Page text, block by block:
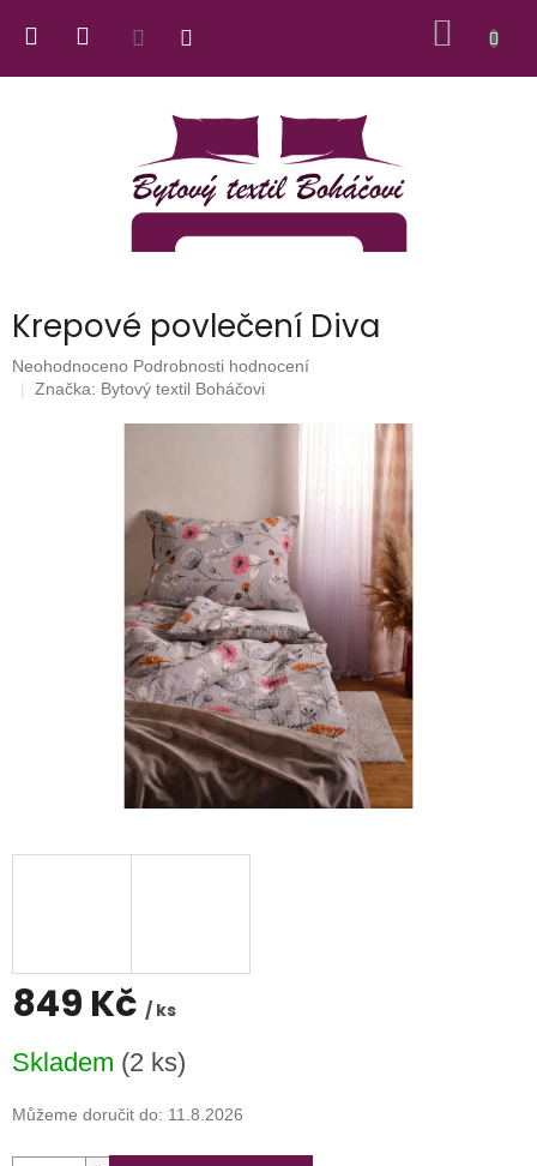
Krepové povlečení Diva
Průměrné
hodnocení
Neohodnoceno Podrobnosti hodnocení
Značka: Bytový textil Boháčovi
849 Kč / ks
cena:
Skladem (2 ks)
Můžeme doručit do: 11.8.2026